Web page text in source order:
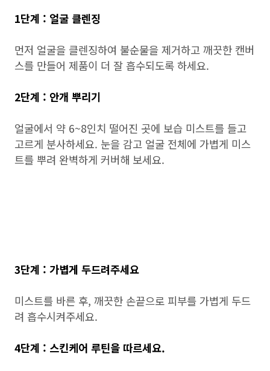
1단계 : 얼굴 클렌징
먼저 얼굴을 클렌징하여 불순물을 제거하고 깨끗한 캔버
스를 만들어 제품이 더 잘 흡수되도록 하세요.
2단계 : 안개 뿌리기
얼굴에서 약 6~8인치 떨어진 곳에 보습 미스트를 들고
고르게 분사하세요. 눈을 감고 얼굴 전체에 가볍게 미스
트를 뿌려 완벽하게 커버해 보세요.
3단계 : 가볍게 두드려주세요
미스트를 바른 후, 깨끗한 손끝으로 피부를 가볍게 두드
려 흡수시켜주세요.
4단계 : 스킨케어 루틴을 따르세요.